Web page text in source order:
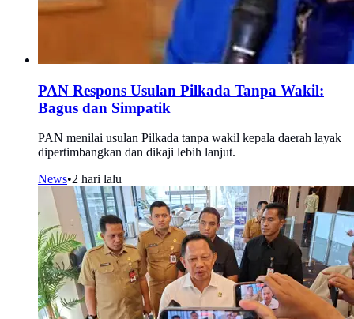
PAN Respons Usulan Pilkada Tanpa Wakil:
Bagus dan Simpatik
PAN menilai usulan Pilkada tanpa wakil kepala daerah layak
dipertimbangkan dan dikaji lebih lanjut.
News•2 hari lalu